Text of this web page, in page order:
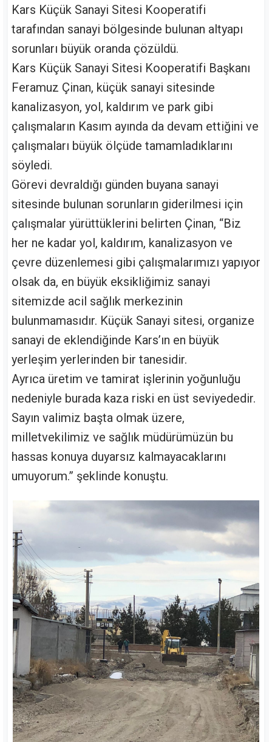
Kars Küçük Sanayi Sitesi Kooperatifi
tarafından sanayi bölgesinde bulunan altyapı
sorunları büyük oranda çözüldü.
Kars Küçük Sanayi Sitesi Kooperatifi Başkanı
Feramuz Çinan, küçük sanayi sitesinde
kanalizasyon, yol, kaldırım ve park gibi
çalışmaların Kasım ayında da devam ettiğini ve
çalışmaları büyük ölçüde tamamladıklarını
söyledi.
Görevi devraldığı günden buyana sanayi
sitesinde bulunan sorunların giderilmesi için
çalışmalar yürüttüklerini belirten Çinan, “Biz
her ne kadar yol, kaldırım, kanalizasyon ve
çevre düzenlemesi gibi çalışmalarımızı yapıyor
olsak da, en büyük eksikliğimiz sanayi
sitemizde acil sağlık merkezinin
bulunmamasıdır. Küçük Sanayi sitesi, organize
sanayi de eklendiğinde Kars’ın en büyük
yerleşim yerlerinden bir tanesidir.
Ayrıca üretim ve tamirat işlerinin yoğunluğu
nedeniyle burada kaza riski en üst seviyededir.
Sayın valimiz başta olmak üzere,
milletvekilimiz ve sağlık müdürümüzün bu
hassas konuya duyarsız kalmayacaklarını
umuyorum.” şeklinde konuştu.